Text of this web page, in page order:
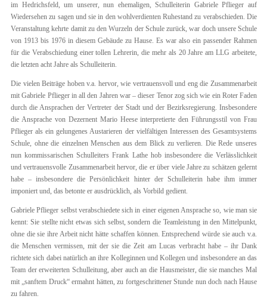
im Hedrichsfeld, um unserer, nun ehemaligen, Schulleiterin Gabriele Pflieger auf
Wiedersehen zu sagen und sie in den wohlverdienten Ruhestand zu verabschieden. Die
Veranstaltung kehrte damit zu den Wurzeln der Schule zurück, war doch unsere Schule
von 1913 bis 1976 in diesem Gebäude zu Hause. Es war also ein passender Rahmen
für die Verabschiedung einer tollen Lehrerin, die mehr als 20 Jahre am LLG arbeitete,
die letzten acht Jahre als Schulleiterin.
Die vielen Beiträge hoben v.a. hervor, wie vertrauensvoll und eng die Zusammenarbeit
mit Gabriele Pflieger in all den Jahren war – dieser Tenor zog sich wie ein Roter Faden
durch die Ansprachen der Vertreter der Stadt und der Bezirksregierung. Insbesondere
die Ansprache von Dezernent Mario Heese interpretierte den Führungsstil von Frau
Pflieger als ein gelungenes Austarieren der vielfältigen Interessen des Gesamtsystems
Schule, ohne die einzelnen Menschen aus dem Blick zu verlieren. Die Rede unseres
nun kommissarischen Schulleiters Frank Lathe hob insbesondere die Verlässlichkeit
und vertrauensvolle Zusammenarbeit hervor, die er über viele Jahre zu schätzen gelernt
habe – insbesondere die Persönlichkeit hinter der Schulleiterin habe ihm immer
imponiert und, das betonte er ausdrücklich, als Vorbild gedient.
Gabriele Pflieger selbst verabschiedete sich in einer eigenen Ansprache so, wie man sie
kennt: Sie stellte nicht etwas sich selbst, sondern die Teamleistung in den Mittelpunkt,
ohne die sie ihre Arbeit nicht hätte schaffen können. Entsprechend würde sie auch v.a.
die Menschen vermissen, mit der sie die Zeit am Lucas verbracht habe – ihr Dank
richtete sich dabei natürlich an ihre Kolleginnen und Kollegen und insbesondere an das
Team der erweiterten Schulleitung, aber auch an die Hausmeister, die sie manches Mal
mit „sanftem Druck“ ermahnt hätten, zu fortgeschrittener Stunde nun doch nach Hause
zu fahren.